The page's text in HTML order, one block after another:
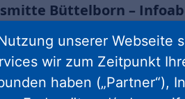
Büttelborn –
am 9. Juli
des Friedhofs zu einem
im Rahmen des
Die Gemeinde lädt für
unserer Webseite
wir zum Zeitpunkt
haben („Partner“),